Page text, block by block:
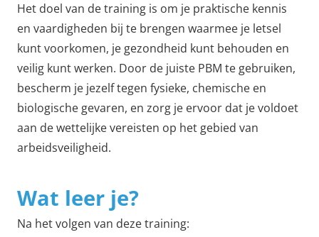
Het doel van de training is om je praktische kennis
en vaardigheden bij te brengen waarmee je letsel
kunt voorkomen, je gezondheid kunt behouden en
veilig kunt werken. Door de juiste PBM te gebruiken,
bescherm je jezelf tegen fysieke, chemische en
biologische gevaren, en zorg je ervoor dat je voldoet
aan de wettelijke vereisten op het gebied van
arbeidsveiligheid.
Wat leer je?
Na het volgen van deze training: